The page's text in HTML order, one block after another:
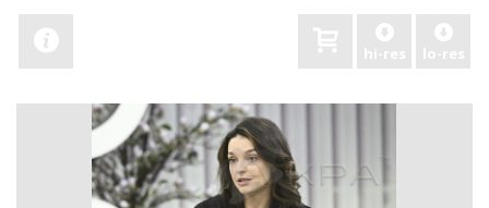
hi-res lo-res